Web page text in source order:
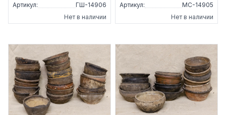
Артикул:
ГШ-14906
Нет в наличии
Артикул:
МС-14905
Нет в наличии